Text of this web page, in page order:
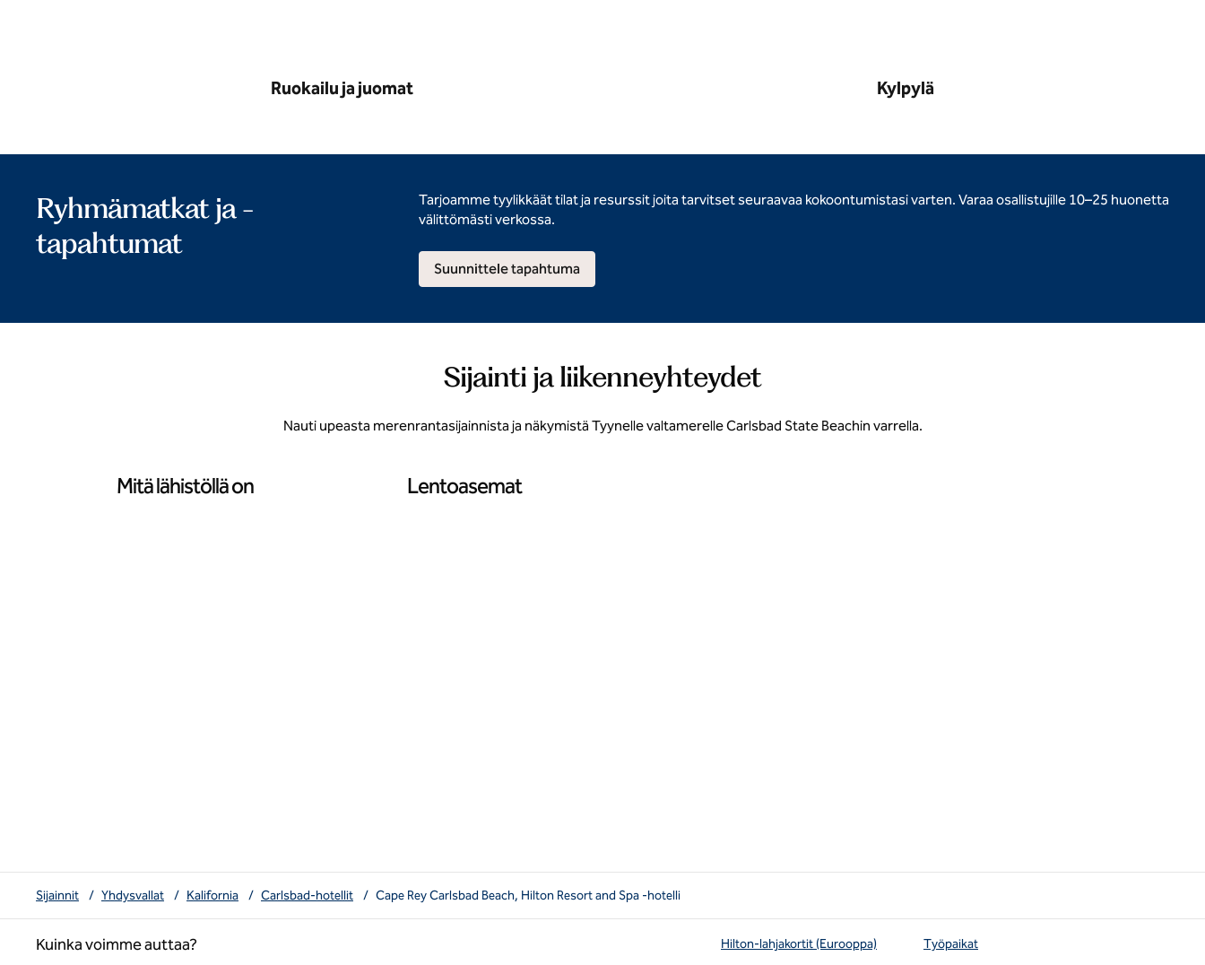
Ruokailu ja juomat Kylpylä
Ryhmämatkat ja -
tapahtumat
Tarjoamme tyylikkäät tilat ja resurssit joita tarvitset seuraavaa kokoontumistasi varten. Varaa osallistujille 10–25 huonetta
välittömästi verkossa.
Suunnittele tapahtuma
Sijainti ja liikenneyhteydet
Nauti upeasta merenrantasijainnista ja näkymistä Tyynelle valtamerelle Carlsbad State Beachin varrella.
Mitä lähistöllä on Lentoasemat
Sijainnit / Yhdysvallat / Kalifornia / Carlsbad-hotellit / Cape Rey Carlsbad Beach, Hilton Resort and Spa -hotelli
Kuinka voimme auttaa?
Hilton-lahjakortit (Eurooppa)
Työpaikat